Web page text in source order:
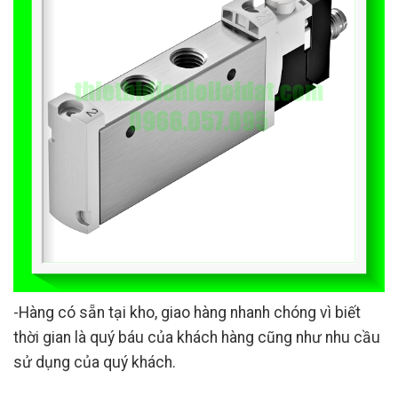
-Hàng có sẵn tại kho, giao hàng nhanh chóng vì biết
thời gian là quý báu của khách hàng cũng như nhu cầu
sử dụng của quý khách.